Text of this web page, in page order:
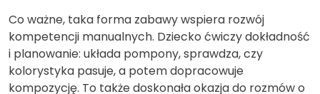
Co ważne, taka forma zabawy wspiera rozwój
kompetencji manualnych. Dziecko ćwiczy dokładność
i planowanie: układa pompony, sprawdza, czy
kolorystyka pasuje, a potem dopracowuje
kompozycję. To także doskonała okazja do rozmów o